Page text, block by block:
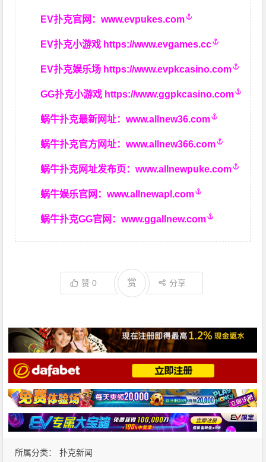
所属分类： 扑克新闻
EV扑克官网：www.evpukes.com
EV扑克小游戏 https://www.evgames.cc
EV扑克娱乐场 https://www.evpkcasino.com
GG扑克小游戏 https://www.ggpkcasino.com
蜗牛扑克最新网址：www.allnew36.com
蜗牛扑克官方网址：www.allnew366.com
蜗牛扑克网址发布页：www.allnewpuke.com
蜗牛娱乐官网：www.allnewapl.com
蜗牛扑克GG官网：www.ggallnew.com
赞0 赏 分享